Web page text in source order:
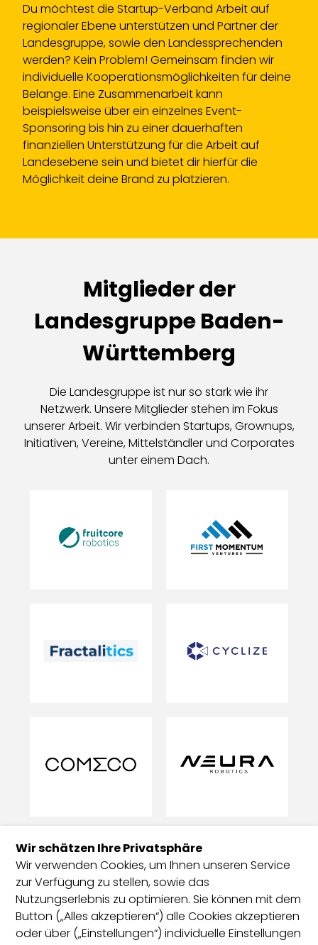
Du möchtest die Startup-Verband Arbeit auf
regionaler Ebene unterstützen und Partner der
Landesgruppe, sowie den Landessprechenden
werden? Kein Problem! Gemeinsam finden wir
individuelle Kooperationsmöglichkeiten für deine
Belange. Eine Zusammenarbeit kann
beispielsweise über ein einzelnes Event-
Sponsoring bis hin zu einer dauerhaften
finanziellen Unterstützung für die Arbeit auf
Landesebene sein und bietet dir hierfür die
Möglichkeit deine Brand zu platzieren.
Mitglieder der
Landesgruppe Baden-
Württemberg
Die Landesgruppe ist nur so stark wie ihr
Netzwerk. Unsere Mitglieder stehen im Fokus
unserer Arbeit. Wir verbinden Startups, Grownups,
Initiativen, Vereine, Mittelständler und Corporates
unter einem Dach.
Wir schätzen Ihre Privatsphäre
Wir verwenden Cookies, um Ihnen unseren Service
zur Verfügung zu stellen, sowie das
Nutzungserlebnis zu optimieren. Sie können mit dem
Button („Alles akzeptieren“) alle Cookies akzeptieren
oder über („Einstellungen“) individuelle Einstellungen